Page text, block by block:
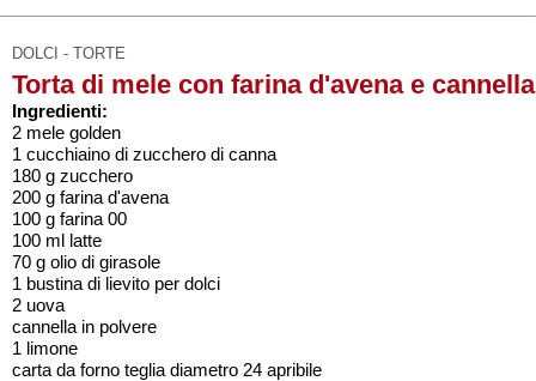
DOLCI - TORTE
Torta di mele con farina d'avena e cannella
Ingredienti:
2 mele golden
1 cucchiaino di zucchero di canna
180 g zucchero
200 g farina d'avena
100 g farina 00
100 ml latte
70 g olio di girasole
1 bustina di lievito per dolci
2 uova
cannella in polvere
1 limone
carta da forno teglia diametro 24 apribile